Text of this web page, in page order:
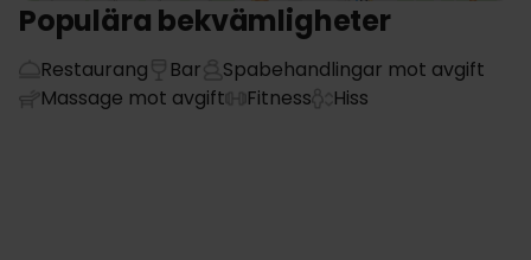
Populära bekvämligheter
Restaurang Bar
Spabehandlingar mot avgift
Massage mot avgift
Fitness Hiss